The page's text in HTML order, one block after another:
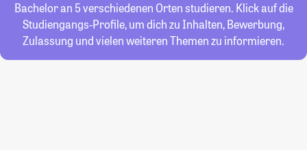
Bachelor an 5 verschiedenen Orten studieren. Klick auf die
Studiengangs-Profile, um dich zu Inhalten, Bewerbung,
Zulassung und vielen weiteren Themen zu informieren.